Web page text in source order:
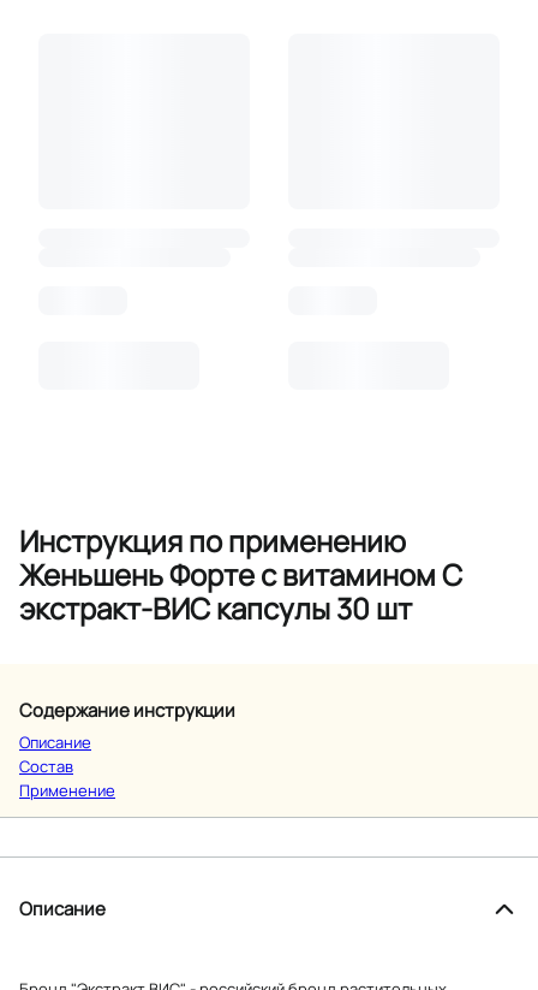
Инструкция по применению
Женьшень Форте с витамином С
экстракт-ВИС капсулы 30 шт
Содержание инструкции
Описание
Состав
Применение
Описание